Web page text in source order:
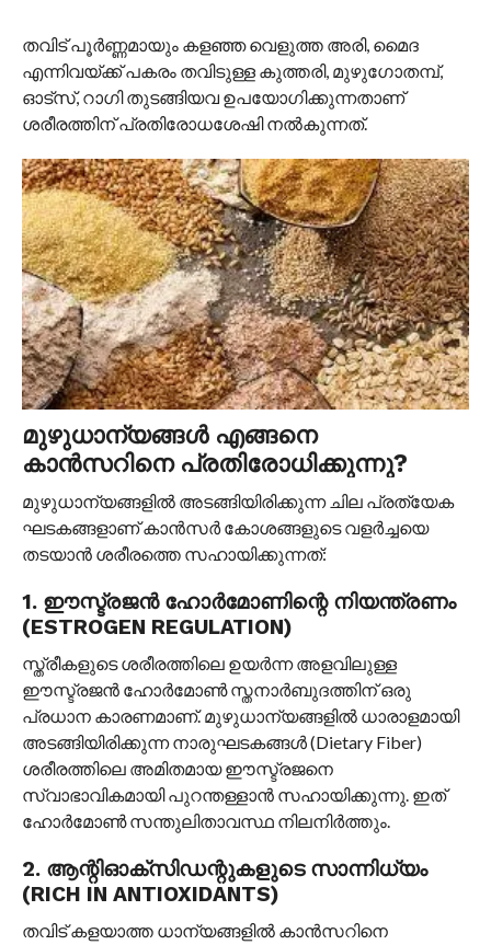
തവിട് പൂർണ്ണമായും കളഞ്ഞ വെളുത്ത അരി, മൈദ
എന്നിവയ്ക്ക് പകരം തവിടുള്ള കുത്തരി, മുഴുഗോതമ്പ്,
ഓട്സ്, റാഗി തുടങ്ങിയവ ഉപയോഗിക്കുന്നതാണ്
ശരീരത്തിന് പ്രതിരോധശേഷി നൽകുന്നത്.
മുഴുധാന്യങ്ങൾ എങ്ങനെ
കാൻസറിനെ പ്രതിരോധിക്കുന്നു?
മുഴുധാന്യങ്ങളിൽ അടങ്ങിയിരിക്കുന്ന ചില പ്രത്യേക
ഘടകങ്ങളാണ് കാൻസർ കോശങ്ങളുടെ വളർച്ചയെ
തടയാൻ ശരീരത്തെ സഹായിക്കുന്നത്:
1. ഈസ്ട്രജൻ ഹോർമോണിന്റെ നിയന്ത്രണം
(ESTROGEN REGULATION)
സ്ത്രീകളുടെ ശരീരത്തിലെ ഉയർന്ന അളവിലുള്ള
ഈസ്ട്രജൻ ഹോർമോൺ സ്തനാർബുദത്തിന് ഒരു
പ്രധാന കാരണമാണ്. മുഴുധാന്യങ്ങളിൽ ധാരാളമായി
അടങ്ങിയിരിക്കുന്ന നാരുഘടകങ്ങൾ (Dietary Fiber)
ശരീരത്തിലെ അമിതമായ ഈസ്ട്രജനെ
സ്വാഭാവികമായി പുറന്തള്ളാൻ സഹായിക്കുന്നു. ഇത്
ഹോർമോൺ സന്തുലിതാവസ്ഥ നിലനിർത്തും.
2. ആന്റിഓക്‌സിഡന്റുകളുടെ സാന്നിധ്യം
(RICH IN ANTIOXIDANTS)
തവിട് കളയാത്ത ധാന്യങ്ങളിൽ കാൻസറിനെ